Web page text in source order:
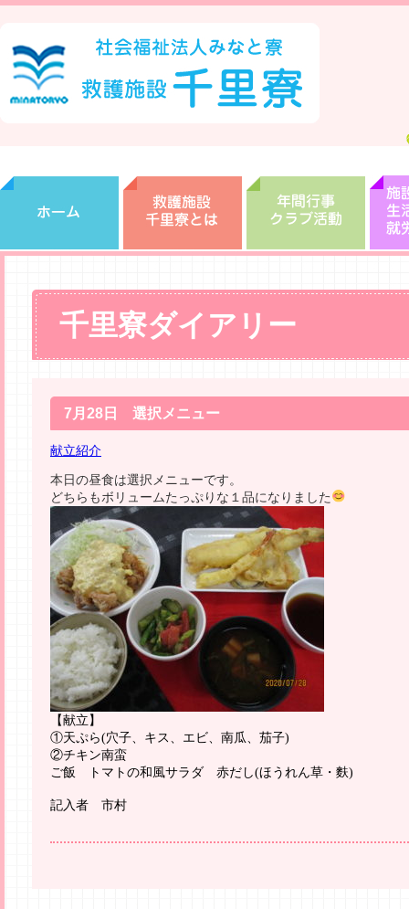
千里寮ダイアリー
7月28日 選択メニュー
献立紹介
本日の昼食は選択メニューです。
どちらもボリュームたっぷりな１品になりました
【献立】
①天ぷら(穴子、キス、エビ、南瓜、茄子)
②チキン南蛮
ご飯 トマトの和風サラダ 赤だし(ほうれん草・麩)
記入者 市村